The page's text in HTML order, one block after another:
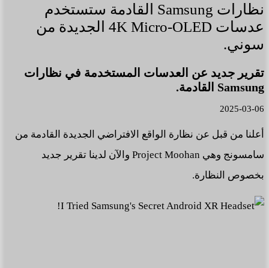
نظارات Samsung القادمة ستستخدم
عدسات 4K Micro-OLED الجديدة من
سوني.
تقرير جديد عن العدسات المستخدمة في نظارات
Samsung القادمة.
2025-03-06
أعلنا من قبل عن نظارة الواقع الافتراضي الجديدة القادمة من
سامسونج وهي Project Moohan والآن لدينا تقرير جديد
بخصوص النظارة.